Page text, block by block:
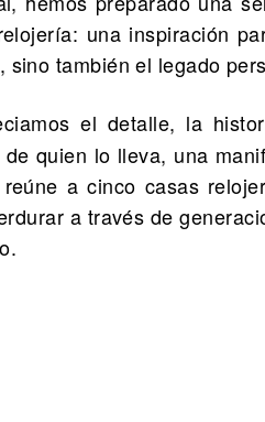
una inspiración
sino también el legado
el detalle, la
quien lo lleva, una
a cinco casas
a través de